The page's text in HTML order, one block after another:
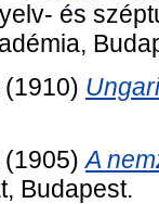
és
(1910)
(1905)A
Budapest.